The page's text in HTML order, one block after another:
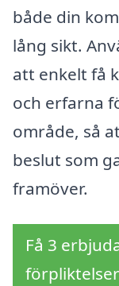
både din
lång sikt.
att enkelt få
och erfarna
område, så
beslut som
framöver.
Få 3
förpliktelser